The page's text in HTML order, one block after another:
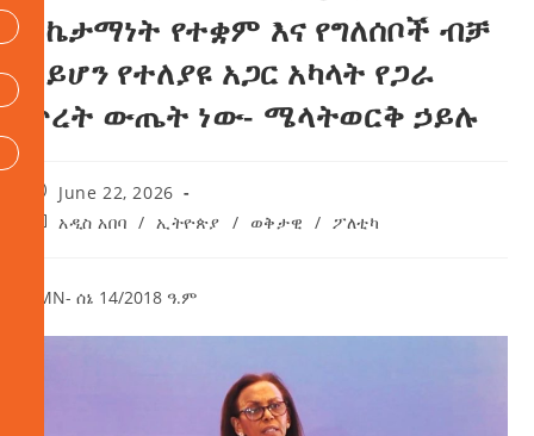
ስኬታማነት የተቋም እና የግለሰቦች ብቻ
ሳይሆን የተለያዩ አጋር አካላት የጋራ
ጥረት ውጤት ነው- ሜላትወርቅ ኃይሉ
June 22, 2026
አዲስ አበባ / ኢትዮጵያ / ወቅታዊ / ፖለቲካ
AMN- ሰኔ 14/2018 ዓ.ም